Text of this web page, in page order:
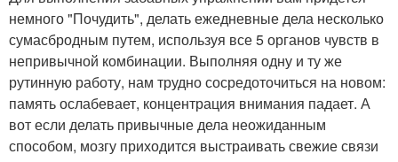
немного "Почудить", делать ежедневные дела несколько
сумасбродным путем, используя все 5 органов чувств в
непривычной комбинации. Выполняя одну и ту же
рутинную работу, нам трудно сосредоточиться на новом:
память ослабевает, концентрация внимания падает. А
вот если делать привычные дела неожиданным
способом, мозгу приходится выстраивать свежие связи